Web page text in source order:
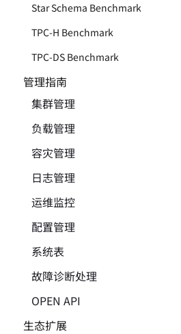
Star Schema Benchmark
TPC-H Benchmark
TPC-DS Benchmark
管理指南
集群管理
负载管理
容灾管理
日志管理
运维监控
配置管理
系统表
故障诊断处理
OPEN API
生态扩展